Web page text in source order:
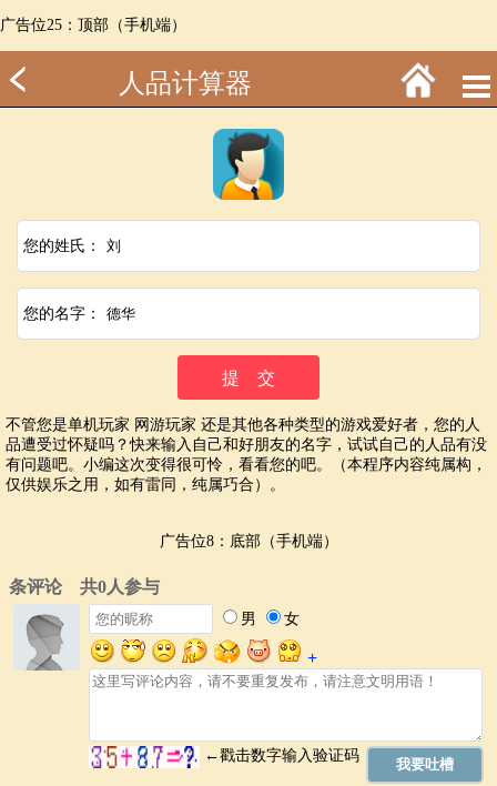
广告位25：顶部（手机端）
人品计算器
您的姓氏：
您的名字：
不管您是单机玩家 网游玩家 还是其他各种类型的游戏爱好者，您的人
品遭受过怀疑吗？快来输入自己和好朋友的名字，试试自己的人品有没
有问题吧。小编这次变得很可怜，看看您的吧。（本程序内容纯属构，
仅供娱乐之用，如有雷同，纯属巧合）。
广告位8：底部（手机端）